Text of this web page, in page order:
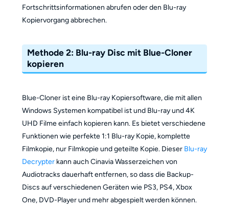
Fortschrittsinformationen abrufen oder den Blu-ray
Kopiervorgang abbrechen.
Methode 2: Blu-ray Disc mit Blue-Cloner
kopieren
Blue-Cloner ist eine Blu-ray Kopiersoftware, die mit allen
Windows Systemen kompatibel ist und Blu-ray und 4K
UHD Filme einfach kopieren kann. Es bietet verschiedene
Funktionen wie perfekte 1:1 Blu-ray Kopie, komplette
Filmkopie, nur Filmkopie und geteilte Kopie. Dieser Blu-ray
Decrypterkann auch Cinavia Wasserzeichen von
Audiotracks dauerhaft entfernen, so dass die Backup-
Discs auf verschiedenen Geräten wie PS3, PS4, Xbox
One, DVD-Player und mehr abgespielt werden können.